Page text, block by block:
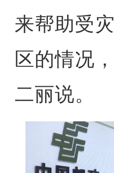
来帮助受
区的情况
二丽说。